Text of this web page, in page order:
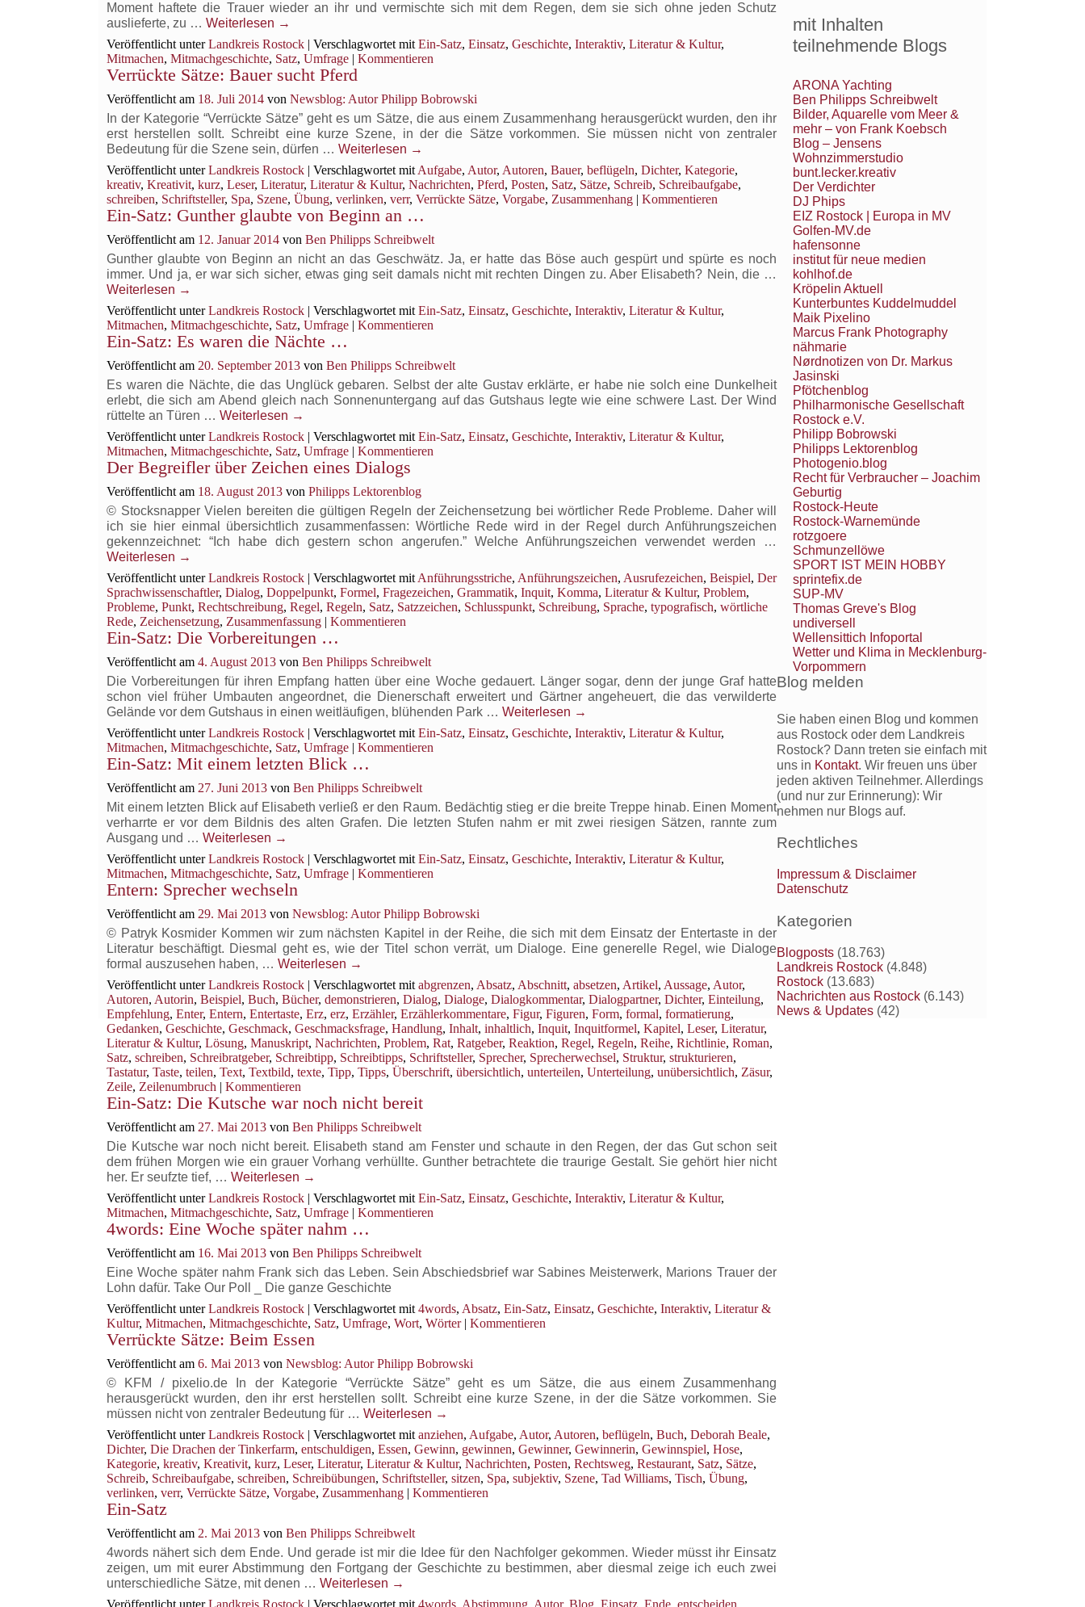
Moment haftete die Trauer wieder an ihr und vermischte sich mit dem Regen, dem sie sich ohne jeden Schutz
auslieferte, zu … Weiterlesen →
Veröffentlicht unter Landkreis Rostock | Verschlagwortet mit Ein-Satz, Einsatz, Geschichte, Interaktiv, Literatur & Kultur,
Mitmachen, Mitmachgeschichte, Satz, Umfrage | Kommentieren
Verrückte Sätze: Bauer sucht Pferd
Veröffentlicht am 18. Juli 2014 von Newsblog: Autor Philipp Bobrowski
In der Kategorie “Verrückte Sätze” geht es um Sätze, die aus einem Zusammenhang herausgerückt wurden, den ihr
erst herstellen sollt. Schreibt eine kurze Szene, in der die Sätze vorkommen. Sie müssen nicht von zentraler
Bedeutung für die Szene sein, dürfen … Weiterlesen →
Veröffentlicht unter Landkreis Rostock | Verschlagwortet mit Aufgabe, Autor, Autoren, Bauer, beflügeln, Dichter, Kategorie,
kreativ, Kreativit, kurz, Leser, Literatur, Literatur & Kultur, Nachrichten, Pferd, Posten, Satz, Sätze, Schreib, Schreibaufgabe,
schreiben, Schriftsteller, Spa, Szene, Übung, verlinken, verr, Verrückte Sätze, Vorgabe, Zusammenhang | Kommentieren
Ein-Satz: Gunther glaubte von Beginn an …
Veröffentlicht am 12. Januar 2014 von Ben Philipps Schreibwelt
Gunther glaubte von Beginn an nicht an das Geschwätz. Ja, er hatte das Böse auch gespürt und spürte es noch
immer. Und ja, er war sich sicher, etwas ging seit damals nicht mit rechten Dingen zu. Aber Elisabeth? Nein, die …
Weiterlesen →
Veröffentlicht unter Landkreis Rostock | Verschlagwortet mit Ein-Satz, Einsatz, Geschichte, Interaktiv, Literatur & Kultur,
Mitmachen, Mitmachgeschichte, Satz, Umfrage | Kommentieren
Ein-Satz: Es waren die Nächte …
Veröffentlicht am 20. September 2013 von Ben Philipps Schreibwelt
Es waren die Nächte, die das Unglück gebaren. Selbst der alte Gustav erklärte, er habe nie solch eine Dunkelheit
erlebt, die sich am Abend gleich nach Sonnenuntergang auf das Gutshaus legte wie eine schwere Last. Der Wind
rüttelte an Türen … Weiterlesen →
Veröffentlicht unter Landkreis Rostock | Verschlagwortet mit Ein-Satz, Einsatz, Geschichte, Interaktiv, Literatur & Kultur,
Mitmachen, Mitmachgeschichte, Satz, Umfrage | Kommentieren
Der Begreifler über Zeichen eines Dialogs
Veröffentlicht am 18. August 2013 von Philipps Lektorenblog
© Stocksnapper Vielen bereiten die gültigen Regeln der Zeichensetzung bei wörtlicher Rede Probleme. Daher will
ich sie hier einmal übersichtlich zusammenfassen: Wörtliche Rede wird in der Regel durch Anführungszeichen
gekennzeichnet: “Ich habe dich gestern schon angerufen.” Welche Anführungszeichen verwendet werden …
Weiterlesen →
Veröffentlicht unter Landkreis Rostock | Verschlagwortet mit Anführungsstriche, Anführungszeichen, Ausrufezeichen, Beispiel, Der
Sprachwissenschaftler, Dialog, Doppelpunkt, Formel, Fragezeichen, Grammatik, Inquit, Komma, Literatur & Kultur, Problem,
Probleme, Punkt, Rechtschreibung, Regel, Regeln, Satz, Satzzeichen, Schlusspunkt, Schreibung, Sprache, typografisch, wörtliche
Rede, Zeichensetzung, Zusammenfassung | Kommentieren
Ein-Satz: Die Vorbereitungen …
Veröffentlicht am 4. August 2013 von Ben Philipps Schreibwelt
Die Vorbereitungen für ihren Empfang hatten über eine Woche gedauert. Länger sogar, denn der junge Graf hatte
schon viel früher Umbauten angeordnet, die Dienerschaft erweitert und Gärtner angeheuert, die das verwilderte
Gelände vor dem Gutshaus in einen weitläufigen, blühenden Park … Weiterlesen →
Veröffentlicht unter Landkreis Rostock | Verschlagwortet mit Ein-Satz, Einsatz, Geschichte, Interaktiv, Literatur & Kultur,
Mitmachen, Mitmachgeschichte, Satz, Umfrage | Kommentieren
Ein-Satz: Mit einem letzten Blick …
Veröffentlicht am 27. Juni 2013 von Ben Philipps Schreibwelt
Mit einem letzten Blick auf Elisabeth verließ er den Raum. Bedächtig stieg er die breite Treppe hinab. Einen Moment
verharrte er vor dem Bildnis des alten Grafen. Die letzten Stufen nahm er mit zwei riesigen Sätzen, rannte zum
Ausgang und … Weiterlesen →
Veröffentlicht unter Landkreis Rostock | Verschlagwortet mit Ein-Satz, Einsatz, Geschichte, Interaktiv, Literatur & Kultur,
Mitmachen, Mitmachgeschichte, Satz, Umfrage | Kommentieren
Entern: Sprecher wechseln
Veröffentlicht am 29. Mai 2013 von Newsblog: Autor Philipp Bobrowski
© Patryk Kosmider Kommen wir zum nächsten Kapitel in der Reihe, die sich mit dem Einsatz der Entertaste in der
Literatur beschäftigt. Diesmal geht es, wie der Titel schon verrät, um Dialoge. Eine generelle Regel, wie Dialoge
formal auszusehen haben, … Weiterlesen →
Veröffentlicht unter Landkreis Rostock | Verschlagwortet mit abgrenzen, Absatz, Abschnitt, absetzen, Artikel, Aussage, Autor,
Autoren, Autorin, Beispiel, Buch, Bücher, demonstrieren, Dialog, Dialoge, Dialogkommentar, Dialogpartner, Dichter, Einteilung,
Empfehlung, Enter, Entern, Entertaste, Erz, erz, Erzähler, Erzählerkommentare, Figur, Figuren, Form, formal, formatierung,
Gedanken, Geschichte, Geschmack, Geschmacksfrage, Handlung, Inhalt, inhaltlich, Inquit, Inquitformel, Kapitel, Leser, Literatur,
Literatur & Kultur, Lösung, Manuskript, Nachrichten, Problem, Rat, Ratgeber, Reaktion, Regel, Regeln, Reihe, Richtlinie, Roman,
Satz, schreiben, Schreibratgeber, Schreibtipp, Schreibtipps, Schriftsteller, Sprecher, Sprecherwechsel, Struktur, strukturieren,
Tastatur, Taste, teilen, Text, Textbild, texte, Tipp, Tipps, Überschrift, übersichtlich, unterteilen, Unterteilung, unübersichtlich, Zäsur,
Zeile, Zeilenumbruch | Kommentieren
Ein-Satz: Die Kutsche war noch nicht bereit
Veröffentlicht am 27. Mai 2013 von Ben Philipps Schreibwelt
Die Kutsche war noch nicht bereit. Elisabeth stand am Fenster und schaute in den Regen, der das Gut schon seit
dem frühen Morgen wie ein grauer Vorhang verhüllte. Gunther betrachtete die traurige Gestalt. Sie gehört hier nicht
her. Er seufzte tief, … Weiterlesen →
Veröffentlicht unter Landkreis Rostock | Verschlagwortet mit Ein-Satz, Einsatz, Geschichte, Interaktiv, Literatur & Kultur,
Mitmachen, Mitmachgeschichte, Satz, Umfrage | Kommentieren
4words: Eine Woche später nahm …
Veröffentlicht am 16. Mai 2013 von Ben Philipps Schreibwelt
Eine Woche später nahm Frank sich das Leben. Sein Abschiedsbrief war Sabines Meisterwerk, Marions Trauer der
Lohn dafür. Take Our Poll _ Die ganze Geschichte
Veröffentlicht unter Landkreis Rostock | Verschlagwortet mit 4words, Absatz, Ein-Satz, Einsatz, Geschichte, Interaktiv, Literatur &
Kultur, Mitmachen, Mitmachgeschichte, Satz, Umfrage, Wort, Wörter | Kommentieren
Verrückte Sätze: Beim Essen
Veröffentlicht am 6. Mai 2013 von Newsblog: Autor Philipp Bobrowski
© KFM / pixelio.de In der Kategorie “Verrückte Sätze” geht es um Sätze, die aus einem Zusammenhang
herausgerückt wurden, den ihr erst herstellen sollt. Schreibt eine kurze Szene, in der die Sätze vorkommen. Sie
müssen nicht von zentraler Bedeutung für … Weiterlesen →
Veröffentlicht unter Landkreis Rostock | Verschlagwortet mit anziehen, Aufgabe, Autor, Autoren, beflügeln, Buch, Deborah Beale,
Dichter, Die Drachen der Tinkerfarm, entschuldigen, Essen, Gewinn, gewinnen, Gewinner, Gewinnerin, Gewinnspiel, Hose,
Kategorie, kreativ, Kreativit, kurz, Leser, Literatur, Literatur & Kultur, Nachrichten, Posten, Rechtsweg, Restaurant, Satz, Sätze,
Schreib, Schreibaufgabe, schreiben, Schreibübungen, Schriftsteller, sitzen, Spa, subjektiv, Szene, Tad Williams, Tisch, Übung,
verlinken, verr, Verrückte Sätze, Vorgabe, Zusammenhang | Kommentieren
Ein-Satz
Veröffentlicht am 2. Mai 2013 von Ben Philipps Schreibwelt
4words nähert sich dem Ende. Und gerade ist mir die Idee für den Nachfolger gekommen. Wieder müsst ihr Einsatz
zeigen, um mit eurer Abstimmung den Fortgang der Geschichte zu bestimmen, aber diesmal zeige ich euch zwei
unterschiedliche Sätze, mit denen … Weiterlesen →
Veröffentlicht unter Landkreis Rostock | Verschlagwortet mit 4words Abstimmung Autor, Blog Einsatz Ende entscheiden
mit Inhalten
teilnehmende Blogs
ARONA Yachting
Ben Philipps Schreibwelt
Bilder, Aquarelle vom Meer &
mehr – von Frank Koebsch
Blog – Jensens
Wohnzimmerstudio
bunt.lecker.kreativ
Der Verdichter
DJ Phips
EIZ Rostock | Europa in MV
Golfen-MV.de
hafensonne
institut für neue medien
kohlhof.de
Kröpelin Aktuell
Kunterbuntes Kuddelmuddel
Maik Pixelino
Marcus Frank Photography
nähmarie
Nørdnotizen von Dr. Markus
Jasinski
Pfötchenblog
Philharmonische Gesellschaft
Rostock e.V.
Philipp Bobrowski
Philipps Lektorenblog
Photogenio.blog
Recht für Verbraucher – Joachim
Geburtig
Rostock-Heute
Rostock-Warnemünde
rotzgoere
Schmunzellöwe
SPORT IST MEIN HOBBY
sprintefix.de
SUP-MV
Thomas Greve's Blog
undiversell
Wellensittich Infoportal
Wetter und Klima in Mecklenburg-
Vorpommern
Blog melden
Sie haben einen Blog und kommen
aus Rostock oder dem Landkreis
Rostock? Dann treten sie einfach mit
uns in Kontakt. Wir freuen uns über
jeden aktiven Teilnehmer. Allerdings
(und nur zur Erinnerung): Wir
nehmen nur Blogs auf.
Rechtliches
Impressum & Disclaimer
Datenschutz
Kategorien
Blogposts (18.763)
Landkreis Rostock (4.848)
Rostock (13.683)
Nachrichten aus Rostock (6.143)
News & Updates (42)